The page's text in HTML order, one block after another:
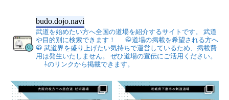
budo.dojo.navi
武道を始めたい方へ全国の道場を紹介するサイトです。
武道
や目的別に検索できます！
🥋道場の掲載を希望される方へ
🥋 武道界を盛り上げたい気持ちで運営しているため、掲載費
用は発生いたしません。
ぜひ道場の宣伝にご活用ください。
⇩のリンクから掲載できます。